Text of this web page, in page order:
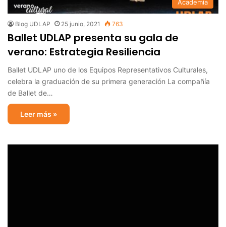
Academia
Blog UDLAP 25 junio, 2021 763
Ballet UDLAP presenta su gala de
verano: Estrategia Resiliencia
Ballet UDLAP uno de los Equipos Representativos Culturales,
celebra la graduación de su primera generación La compañía
de Ballet de…
Leer más »